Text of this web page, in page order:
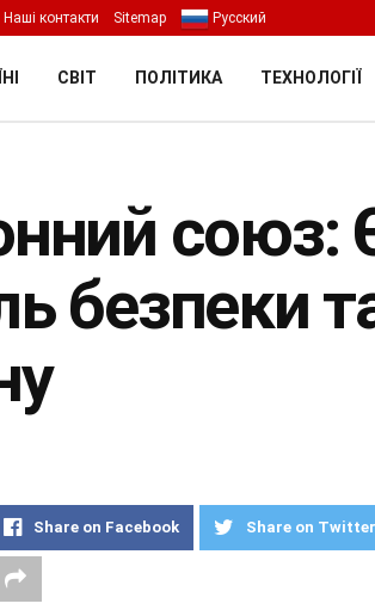
Наші контакти Sitemap Русский
СВІТ ПОЛІТИКА ТЕХНОЛОГІЇ
союз:
безпеки
Share on Facebook Share on Twitter